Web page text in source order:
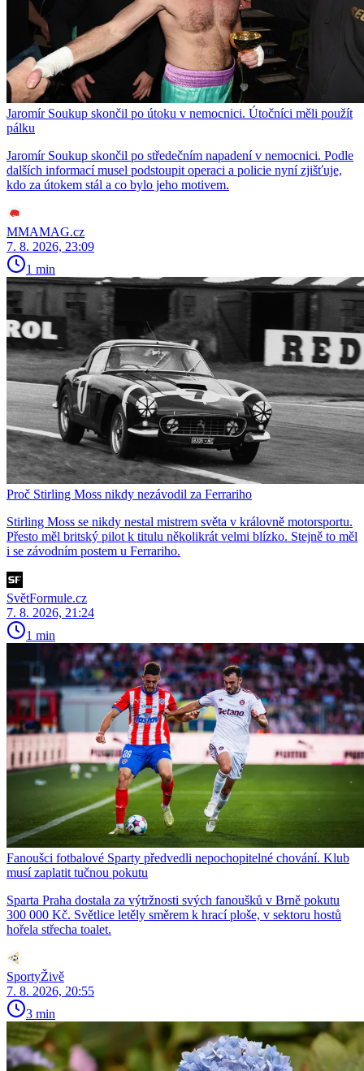
Jaromír Soukup skončil po útoku v nemocnici. Útočníci měli použít
pálku
Jaromír Soukup skončil po středečním napadení v nemocnici. Podle
dalších informací musel podstoupit operaci a policie nyní zjišťuje,
kdo za útokem stál a co bylo jeho motivem.
MMAMAG.cz
7. 8. 2026, 23:09
1 min
Proč Stirling Moss nikdy nezávodil za Ferrariho
Stirling Moss se nikdy nestal mistrem světa v královně motorsportu.
Přesto měl britský pilot k titulu několikrát velmi blízko. Stejně to měl
i se závodním postem u Ferrariho.
SvětFormule.cz
7. 8. 2026, 21:24
1 min
Fanoušci fotbalové Sparty předvedli nepochopitelné chování. Klub
musí zaplatit tučnou pokutu
Sparta Praha dostala za výtržnosti svých fanoušků v Brně pokutu
300 000 Kč. Světlice letěly směrem k hrací ploše, v sektoru hostů
hořela střecha toalet.
SportyŽivě
7. 8. 2026, 20:55
3 min